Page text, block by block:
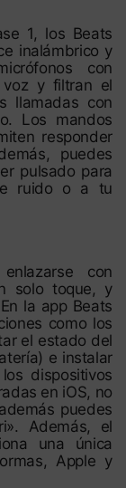
1, los Beats
inalámbrico y
con
voz y filtran el
llamadas con
Los mandos
responder
puedes
pulsado para
ruido o a tu
con
solo toque, y
la app Beats
como los
el estado del
e instalar
dispositivos
en iOS, no
puedes
Además, el
una única
Apple y